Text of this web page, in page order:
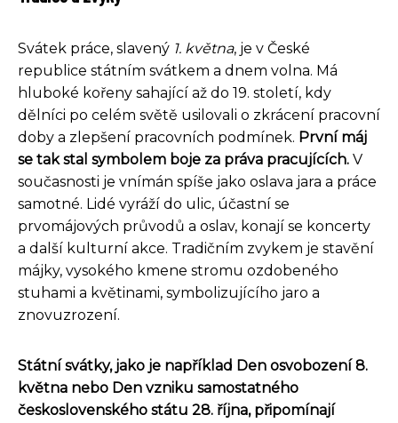
Svátek práce, slavený 1. května, je v České
republice státním svátkem a dnem volna. Má
hluboké kořeny sahající až do 19. století, kdy
dělníci po celém světě usilovali o zkrácení pracovní
doby a zlepšení pracovních podmínek. První máj
se tak stal symbolem boje za práva pracujících. V
současnosti je vnímán spíše jako oslava jara a práce
samotné. Lidé vyráží do ulic, účastní se
prvomájových průvodů a oslav, konají se koncerty
a další kulturní akce. Tradičním zvykem je stavění
májky, vysokého kmene stromu ozdobeného
stuhami a květinami, symbolizujícího jaro a
znovuzrození.
Státní svátky, jako je například Den osvobození 8.
května nebo Den vzniku samostatného
československého státu 28. října, připomínají